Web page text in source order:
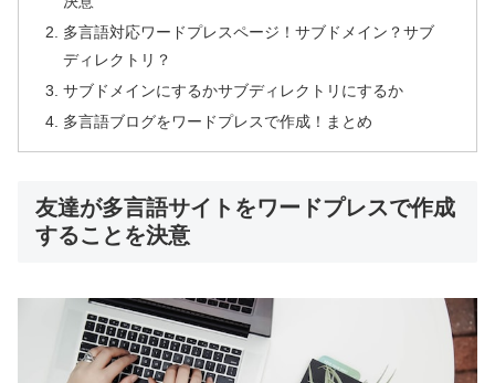
多言語対応ワードプレスページ！サブドメイン？サブ
ディレクトリ？
サブドメインにするかサブディレクトリにするか
多言語ブログをワードプレスで作成！まとめ
友達が多言語サイトをワードプレスで作成
することを決意